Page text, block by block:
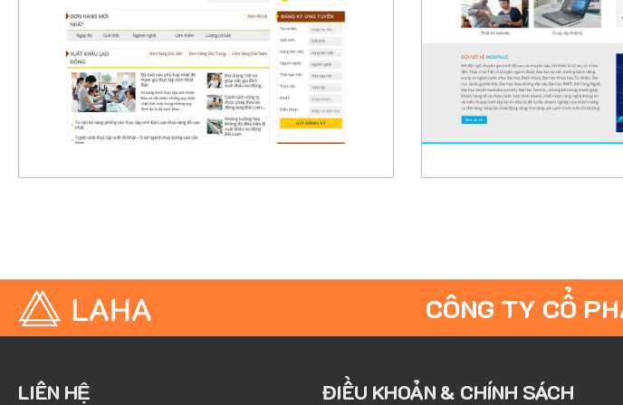
CHI TIẾT
XEM THỰC TẾ
CHI
XEM
CÔNG TY CỔ
LIÊN HỆ ĐIỀU KHOẢN & CHÍNH SÁCH